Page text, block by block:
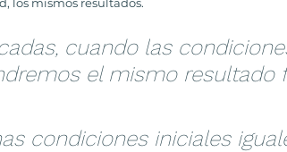
cuando las
el mismo resultado
condiciones iniciales